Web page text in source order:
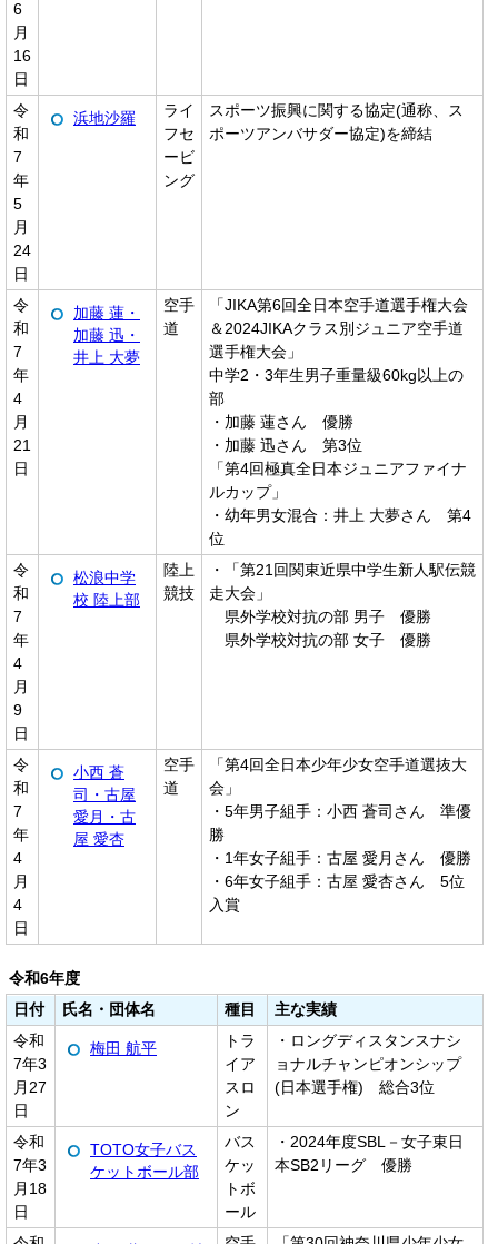
6
月
16
日
令
和
7
年
5
月
24
日
浜地沙羅
ライ
フセ
ービ
ング
スポーツ振興に関する協定(通称、ス
ポーツアンバサダー協定)を締結
令
和
7
年
4
月
21
日
加藤 蓮・
加藤 迅・
井上 大夢
空手
道
「JIKA第6回全日本空手道選手権大会
＆2024JIKAクラス別ジュニア空手道
選手権大会」
中学2・3年生男子重量級60kg以上の
部
・加藤 蓮さん 優勝
・加藤 迅さん 第3位
「第4回極真全日本ジュニアファイナ
ルカップ」
・幼年男女混合：井上 大夢さん 第4
位
令
和
7
年
4
月
9
日
松浪中学
校 陸上部
陸上
競技
・「第21回関東近県中学生新人駅伝競
走大会」
県外学校対抗の部 男子 優勝
県外学校対抗の部 女子 優勝
令
和
7
年
4
月
4
日
小西 蒼
司・古屋
愛月・古
屋 愛杏
空手
道
「第4回全日本少年少女空手道選抜大
会」
・5年男子組手：小西 蒼司さん 準優
勝
・1年女子組手：古屋 愛月さん 優勝
・6年女子組手：古屋 愛杏さん 5位
入賞
令和6年度
日付
氏名・団体名 種目
主な実績
令和
7年3
月27
日
梅田 航平
トラ
イア
スロ
ン
・ロングディスタンスナシ
ョナルチャンピオンシップ
(日本選手権) 総合3位
令和
7年3
月18
日
TOTO女子バス
ケットボール部
バス
ケッ
トボ
ール
・2024年度SBL－女子東日
本SB2リーグ 優勝